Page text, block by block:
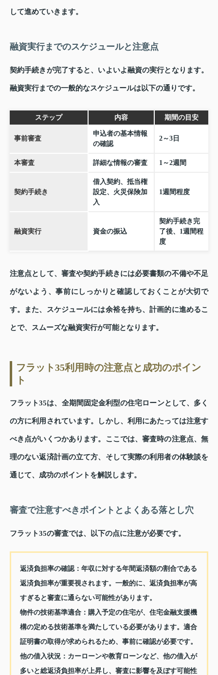
して進めていきます。
融資実行までのスケジュールと注意点
契約手続きが完了すると、いよいよ融資の実行となります。
融資実行までの一般的なスケジュールは以下の通りです。
ステップ 内容 期間の目安
事前審査
申込者の基本情報
の確認
2～3日
本審査 詳細な情報の審査 1～2週間
契約手続き
借入契約、抵当権
設定、火災保険加
入
1週間程度
融資実行 資金の振込
契約手続き完
了後、1週間程
度
注意点として、審査や契約手続きには必要書類の不備や不足
がないよう、事前にしっかりと確認しておくことが大切で
す。また、スケジュールには余裕を持ち、計画的に進めるこ
とで、スムーズな融資実行が可能となります。
フラット35利用時の注意点と成功のポイン
ト
フラット35は、全期間固定金利型の住宅ローンとして、多く
の方に利用されています。しかし、利用にあたっては注意す
べき点がいくつかあります。ここでは、審査時の注意点、無
理のない返済計画の立て方、そして実際の利用者の体験談を
通じて、成功のポイントを解説します。
審査で注意すべきポイントとよくある落とし穴
フラット35の審査では、以下の点に注意が必要です。
返済負担率の確認：年収に対する年間返済額の割合である
返済負担率が重要視されます。一般的に、返済負担率が高
すぎると審査に通らない可能性があります。
物件の技術基準適合：購入予定の住宅が、住宅金融支援機
構の定める技術基準を満たしている必要があります。適合
証明書の取得が求められるため、事前に確認が必要です。
他の借入状況：カーローンや教育ローンなど、他の借入が
多いと総返済負担率が上昇し、審査に影響を及ぼす可能性